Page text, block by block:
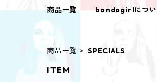
商品一覧 bondogirlにつ
商品一覧 SPECIALS
ITEM